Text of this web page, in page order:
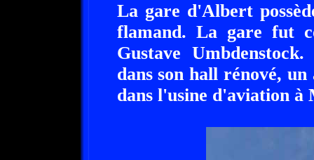
La gare d'Albert
flamand. La gare fut
Gustave
dans son hall rénové,
dans l'usine d'aviation à